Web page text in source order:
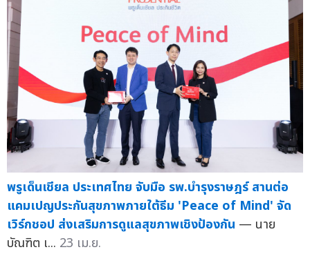
พรูเด็นเชียล ประเทศไทย จับมือ รพ.บำรุงราษฎร์ สานต่อ
แคมเปญประกันสุขภาพภายใต้ธีม 'Peace of Mind' จัด
เวิร์กชอป ส่งเสริมการดูแลสุขภาพเชิงป้องกัน — นาย
บัณฑิต เ... 23 เม.ย.